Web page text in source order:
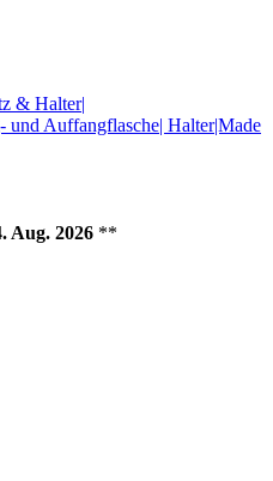
& Halter|
und Auffangflasche| Halter|Made
Aug. 2026 **